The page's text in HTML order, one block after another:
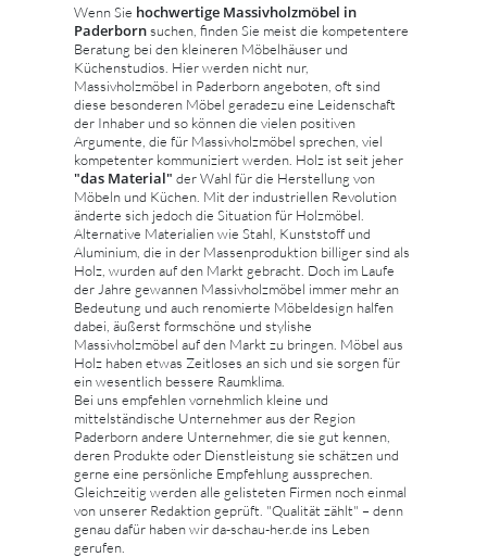
Wenn Sie hochwertige Massivholzmöbel in
Paderbornsuchen, finden Sie meist die kompetentere
Beratung bei den kleineren Möbelhäuser und
Küchenstudios. Hier werden nicht nur,
Massivholzmöbel in Paderborn angeboten, oft sind
diese besonderen Möbel geradezu eine Leidenschaft
der Inhaber und so können die vielen positiven
Argumente, die für Massivholzmöbel sprechen, viel
kompetenter kommuniziert werden. Holz ist seit jeher
"das Material" der Wahl für die Herstellung von
Möbeln und Küchen. Mit der industriellen Revolution
änderte sich jedoch die Situation für Holzmöbel.
Alternative Materialien wie Stahl, Kunststoff und
Aluminium, die in der Massenproduktion billiger sind als
Holz, wurden auf den Markt gebracht. Doch im Laufe
der Jahre gewannen Massivholzmöbel immer mehr an
Bedeutung und auch renomierte Möbeldesign halfen
dabei, äußerst formschöne und stylishe
Massivholzmöbel auf den Markt zu bringen. Möbel aus
Holz haben etwas Zeitloses an sich und sie sorgen für
ein wesentlich bessere Raumklima.
Bei uns empfehlen vornehmlich kleine und
mittelständische Unternehmer aus der Region
Paderborn andere Unternehmer, die sie gut kennen,
deren Produkte oder Dienstleistung sie schätzen und
gerne eine persönliche Empfehlung aussprechen.
Gleichzeitig werden alle gelisteten Firmen noch einmal
von unserer Redaktion geprüft. "Qualität zählt" – denn
genau dafür haben wir da-schau-her.de ins Leben
gerufen.